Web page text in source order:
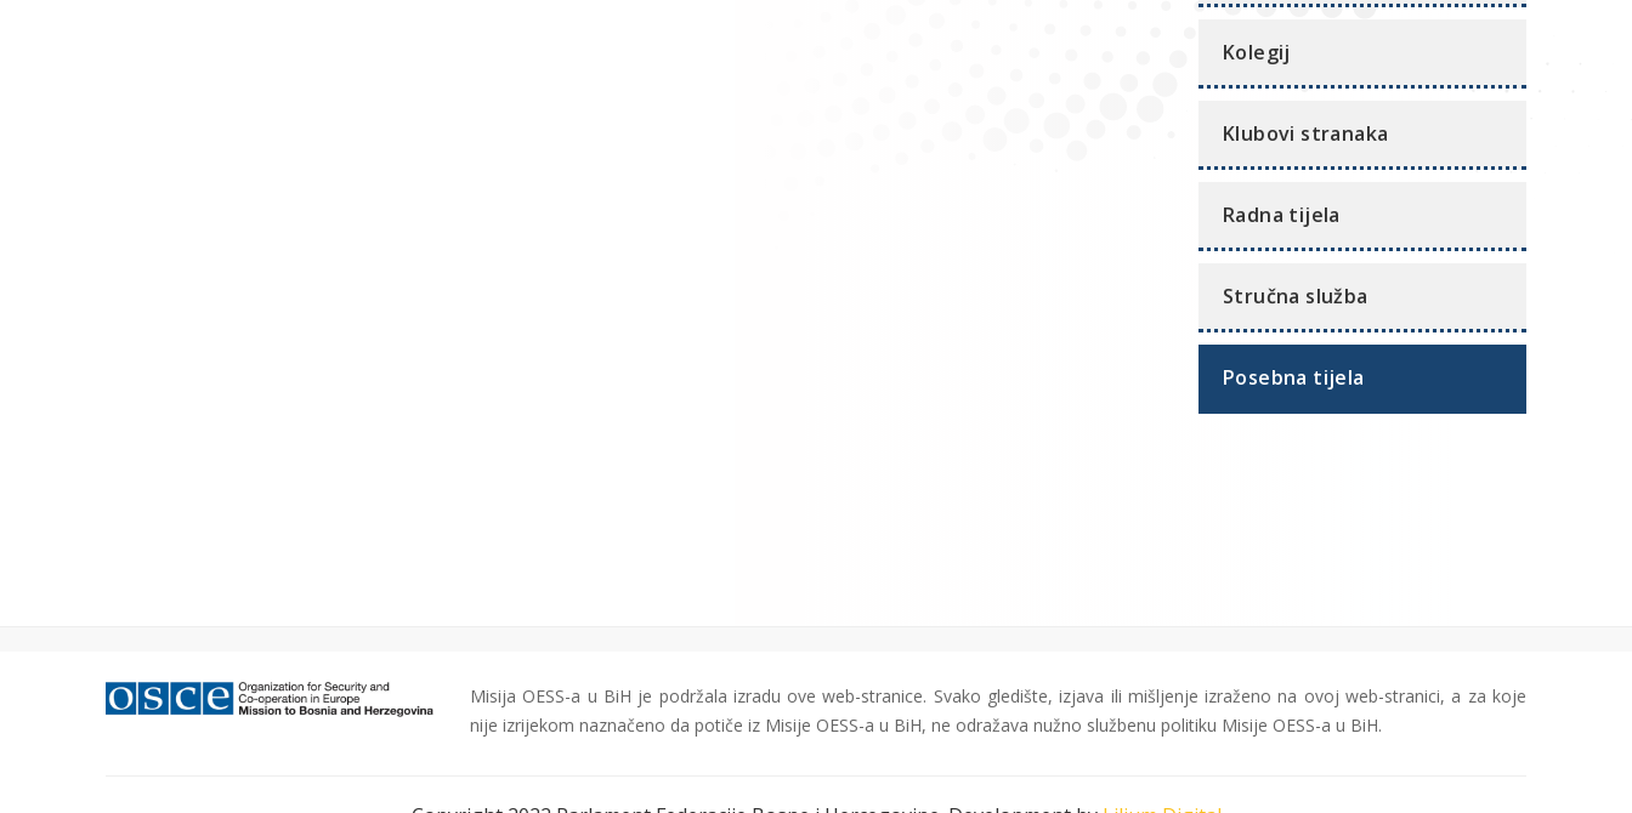
Kolegij
Klubovi stranaka
Radna tijela
Stručna služba
Posebna tijela
Misija OESS-a u BiH je podržala izradu ove web-stranice. Svako gledište, izjava ili mišljenje izraženo na ovoj web-stranici, a za koje
nije izrijekom naznačeno da potiče iz Misije OESS-a u BiH, ne odražava nužno službenu politiku Misije OESS-a u BiH.